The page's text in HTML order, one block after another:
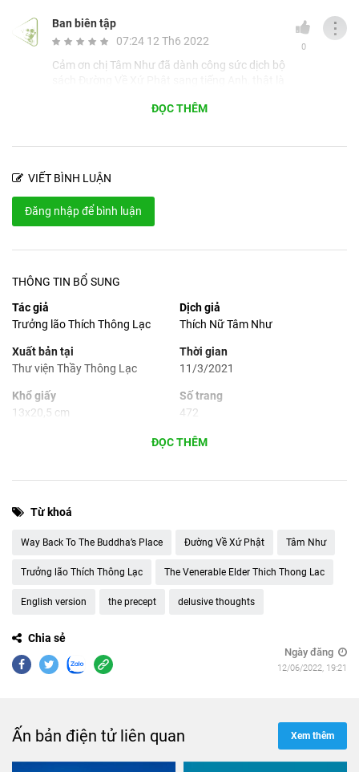
Ban biên tập
07:24 12 Th6 2022
0
Cảm ơn chị Tâm Như đã dành công sức dịch bộ
⋮
ĐỌC THÊM
VIẾT BÌNH LUẬN
Đăng nhập để bình luận
THÔNG TIN BỔ SUNG
Tác giả
Trưởng lão Thích Thông Lạc
Dịch giả
Thích Nữ Tâm Như
Xuất bản tại
Thư viện Thầy Thông Lạc
Thời gian
11/3/2021
Khổ giấy
13x20,5 cm
Số trang
472
Dữ liệu
Ngôn ngữ
Phù hợp cho
ĐỌC THÊM
Từ khoá
Way Back To The Buddha’s Place Đường Về Xứ Phật Tâm Như
Trưởng lão Thích Thông Lạc The Venerable Elder Thich Thong Lac
English version the precept delusive thoughts
Chia sẻ
Ngày đăng
12/06/2022, 19:21
Ấn bản điện tử liên quan Xem thêm